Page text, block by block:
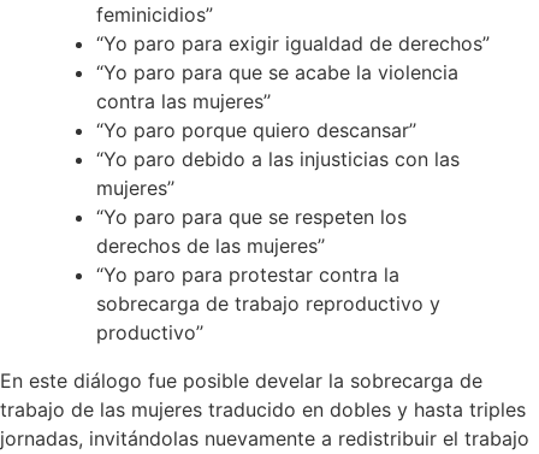
feminicidios”
“Yo paro para exigir igualdad de derechos”
“Yo paro para que se acabe la violencia
contra las mujeres’’
“Yo paro porque quiero descansar’’
“Yo paro debido a las injusticias con las
mujeres’’
“Yo paro para que se respeten los
derechos de las mujeres’’
“Yo paro para protestar contra la
sobrecarga de trabajo reproductivo y
productivo’’
En este diálogo fue posible develar la sobrecarga de
trabajo de las mujeres traducido en dobles y hasta triples
jornadas, invitándolas nuevamente a redistribuir el trabajo